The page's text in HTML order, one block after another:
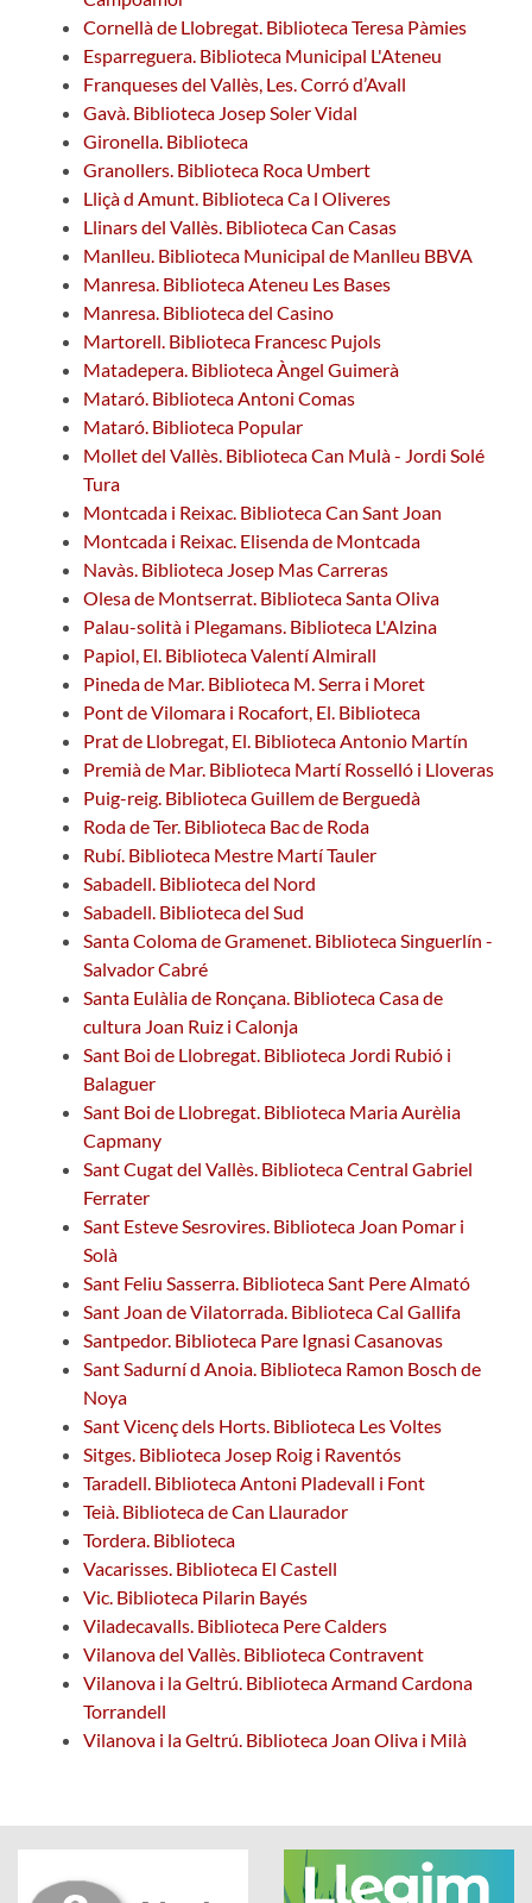
Cornellà de Llobregat. Biblioteca Teresa Pàmies
Esparreguera. Biblioteca Municipal L'Ateneu
Franqueses del Vallès, Les. Corró d’Avall
Gavà. Biblioteca Josep Soler Vidal
Gironella. Biblioteca
Granollers. Biblioteca Roca Umbert
Lliçà d Amunt. Biblioteca Ca l Oliveres
Llinars del Vallès. Biblioteca Can Casas
Manlleu. Biblioteca Municipal de Manlleu BBVA
Manresa. Biblioteca Ateneu Les Bases
Manresa. Biblioteca del Casino
Martorell. Biblioteca Francesc Pujols
Matadepera. Biblioteca Àngel Guimerà
Mataró. Biblioteca Antoni Comas
Mataró. Biblioteca Popular
Mollet del Vallès. Biblioteca Can Mulà - Jordi Solé
Tura
Montcada i Reixac. Biblioteca Can Sant Joan
Montcada i Reixac. Elisenda de Montcada
Navàs. Biblioteca Josep Mas Carreras
Olesa de Montserrat. Biblioteca Santa Oliva
Palau-solità i Plegamans. Biblioteca L'Alzina
Papiol, El. Biblioteca Valentí Almirall
Pineda de Mar. Biblioteca M. Serra i Moret
Pont de Vilomara i Rocafort, El. Biblioteca
Prat de Llobregat, El. Biblioteca Antonio Martín
Premià de Mar. Biblioteca Martí Rosselló i Lloveras
Puig-reig. Biblioteca Guillem de Berguedà
Roda de Ter. Biblioteca Bac de Roda
Rubí. Biblioteca Mestre Martí Tauler
Sabadell. Biblioteca del Nord
Sabadell. Biblioteca del Sud
Santa Coloma de Gramenet. Biblioteca Singuerlín -
Salvador Cabré
Santa Eulàlia de Ronçana. Biblioteca Casa de
cultura Joan Ruiz i Calonja
Sant Boi de Llobregat. Biblioteca Jordi Rubió i
Balaguer
Sant Boi de Llobregat. Biblioteca Maria Aurèlia
Capmany
Sant Cugat del Vallès. Biblioteca Central Gabriel
Ferrater
Sant Esteve Sesrovires. Biblioteca Joan Pomar i
Solà
Sant Feliu Sasserra. Biblioteca Sant Pere Almató
Sant Joan de Vilatorrada. Biblioteca Cal Gallifa
Santpedor. Biblioteca Pare Ignasi Casanovas
Sant Sadurní d Anoia. Biblioteca Ramon Bosch de
Noya
Sant Vicenç dels Horts. Biblioteca Les Voltes
Sitges. Biblioteca Josep Roig i Raventós
Taradell. Biblioteca Antoni Pladevall i Font
Teià. Biblioteca de Can Llaurador
Tordera. Biblioteca
Vacarisses. Biblioteca El Castell
Vic. Biblioteca Pilarin Bayés
Viladecavalls. Biblioteca Pere Calders
Vilanova del Vallès. Biblioteca Contravent
Vilanova i la Geltrú. Biblioteca Armand Cardona
Torrandell
Vilanova i la Geltrú. Biblioteca Joan Oliva i Milà